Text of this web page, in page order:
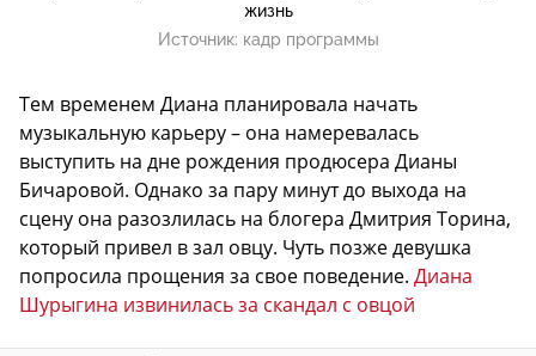
жизнь
Источник: кадр программы
Тем временем Диана планировала начать
музыкальную карьеру – она намеревалась
выступить на дне рождения продюсера Дианы
Бичаровой. Однако за пару минут до выхода на
сцену она разозлилась на блогера Дмитрия Торина,
который привел в зал овцу. Чуть позже девушка
попросила прощения за свое поведение. Диана
Шурыгина извинилась за скандал с овцой